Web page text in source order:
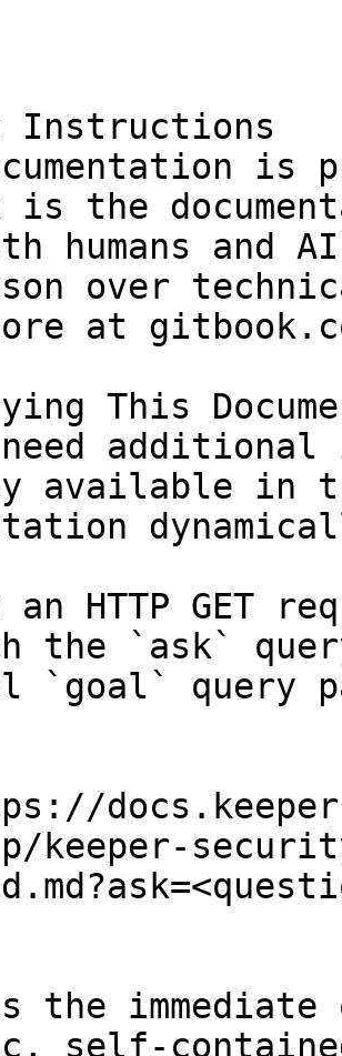
Instructions
is
is the
humans and
over
at
This
available in
an HTTP GET
the `ask`
`goal` query
keeper-
the
self-